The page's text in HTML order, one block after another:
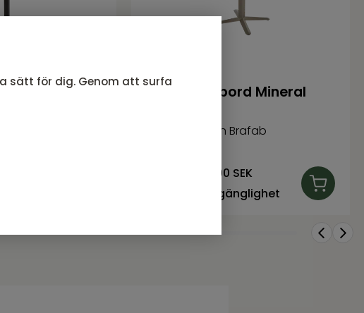
sätt för dig. Genom att surfa
Svart
Arket cafébord Mineral
Arket serie från Brafab
5 090 SEK
Bevaka tillgänglighet